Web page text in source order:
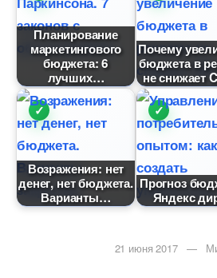
Планирование
маркетингового
юджета: 6
лучших
Почему
юджета в
не
озражения: нет
денег, нет бюджета.
арианты
Прогноз
Яндекс
21 июня 2017 —